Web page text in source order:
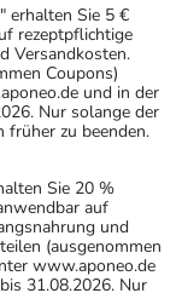
erhalten Sie 5 €
rezeptpflichtige
Versandkosten.
Coupons)
und in der
Nur solange der
zu beenden.
Sie 20 %
auf
und
(ausgenommen
www.aponeo.de
31.08.2026. Nur